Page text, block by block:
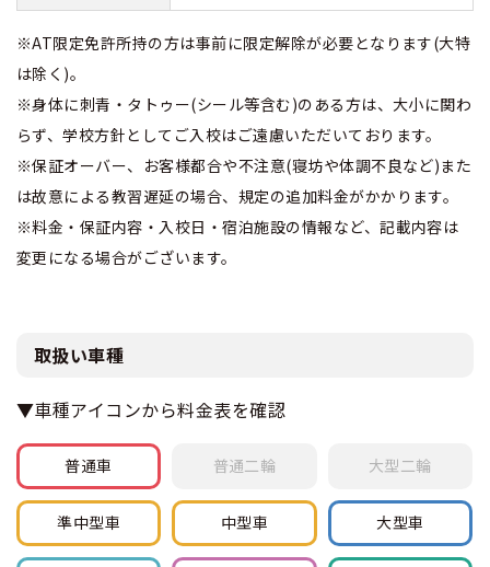
※AT限定免許所持の方は事前に限定解除が必要となります(大特
は除く)。
※身体に刺青・タトゥー(シール等含む)のある方は、大小に関わ
らず、学校方針としてご入校はご遠慮いただいております。
※保証オーバー、お客様都合や不注意(寝坊や体調不良など)また
は故意による教習遅延の場合、規定の追加料金がかかります。
※料金・保証内容・入校日・宿泊施設の情報など、記載内容は
変更になる場合がございます。
取扱い車種
▼車種アイコンから料金表を確認
普通車 普通二輪 大型二輪
準中型車 中型車 大型車